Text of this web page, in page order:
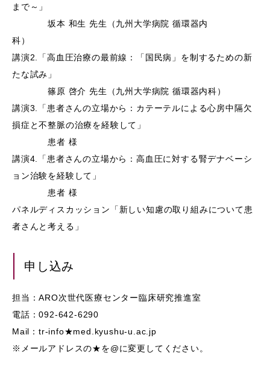
まで～」
坂本 和生 先生（九州大学病院 循環器内
科）
講演2.「高血圧治療の最前線：「国民病」を制するための新
たな試み」
篠原 啓介 先生（九州大学病院 循環器内科）
講演3.「患者さんの立場から：カテーテルによる心房中隔欠
損症と不整脈の治療を経験して」
患者 様
講演4.「患者さんの立場から：高血圧に対する腎デナベーシ
ョン治験を経験して」
患者 様
パネルディスカッション「新しい知慮の取り組みについて患
者さんと考える」
申し込み
担当：ARO次世代医療センター臨床研究推進室
電話：092-642-6290
Mail：tr-info★med.kyushu-u.ac.jp
※メールアドレスの★を@に変更してください。